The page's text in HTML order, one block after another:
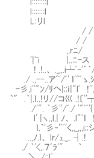
l::::::::l
l:::::::l
L:リl
/ / l:::::::::/
/ / L:リl" ＼
,,rﾆ/ ,..-'"_..-'彡
'|~i |..ﾆ-ス _..-
! .!..、 ._,,.i┴ﾞ‐'´｀
./ .,--..ア^'/ﾞ' ｌ'^ﾞ
-彡,i''"ﾝ/ﾘへ|;;ｉ
`″ .｀|.ｌ..!リ//
./'". ｀彡''/ﾞ
l' |ヽ,,l,|
ｌ.`'彡‐'ﾞ
..,ﾉ.ｌ、
./ ｀'<,.７